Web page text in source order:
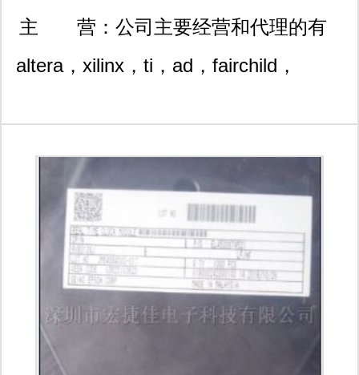
强北路上步工业区102栋61
8室
主 营： 公司主要经营和代理的有
altera，xilinx，ti，ad，fairchild，
samsung, sharp, toshiba,vishay等知名
ic品牌。 公司的宗旨是：信誉第一，品
质保证, 并一贯推行在30天内无条件质
量保证和接受退换货。 .